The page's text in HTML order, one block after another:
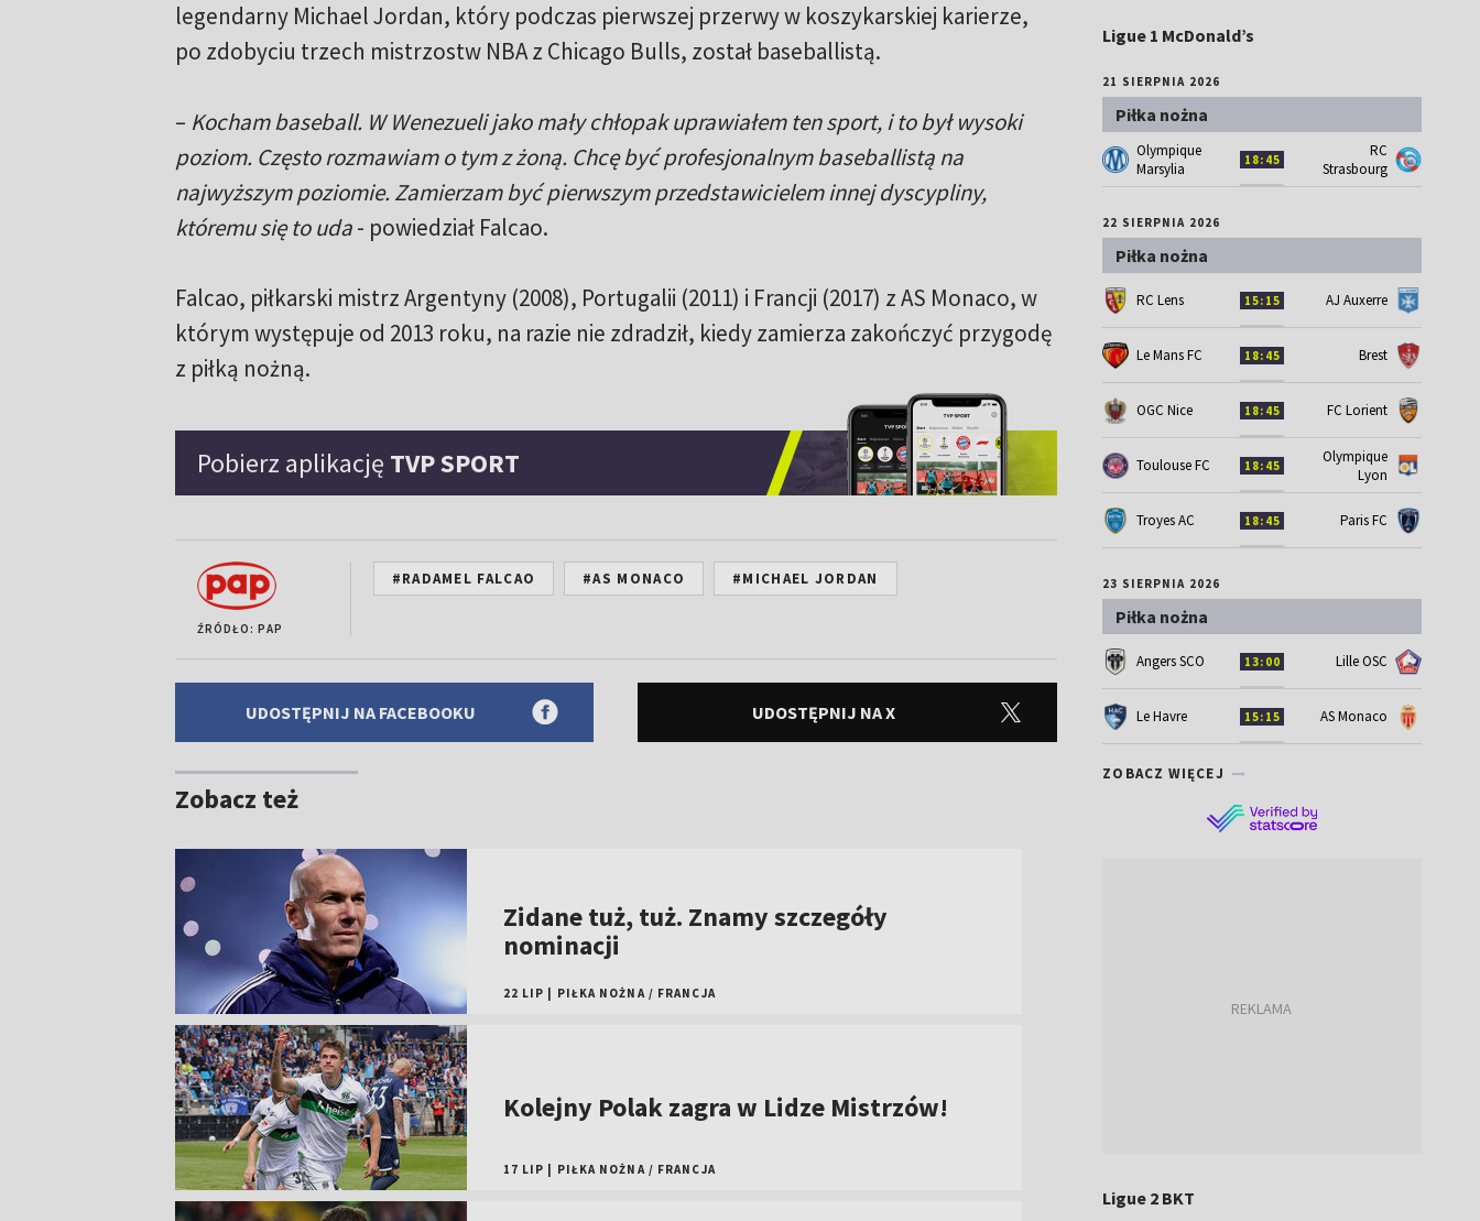
legendarny Michael Jordan, który podczas pierwszej przerwy w koszykarskiej karierze,
po zdobyciu trzech mistrzostw NBA z Chicago Bulls, został baseballistą.
– Kocham baseball. W Wenezueli jako mały chłopak uprawiałem ten sport, i to był wysoki
poziom. Często rozmawiam o tym z żoną. Chcę być profesjonalnym baseballistą na
najwyższym poziomie. Zamierzam być pierwszym przedstawicielem innej dyscypliny,
któremu się to uda- powiedział Falcao.
Falcao, piłkarski mistrz Argentyny (2008), Portugalii (2011) i Francji (2017) z AS Monaco, w
którym występuje od 2013 roku, na razie nie zdradził, kiedy zamierza zakończyć przygodę
z piłką nożną.
Pobierz aplikację TVP SPORT
ŹRÓDŁO: PAP
#RADAMEL FALCAO #AS MONACO #MICHAEL JORDAN
UDOSTĘPNIJ NA FACEBOOKU UDOSTĘPNIJ NA X
Zobacz też
Zidane tuż, tuż. Znamy szczegóły
nominacji
22 LIP PIŁKA NOŻNA / FRANCJA
Kolejny Polak zagra w Lidze Mistrzów!
17 LIP PIŁKA NOŻNA / FRANCJA
Ligue 1 McDonald’s
21 SIERPNIA 2026
Piłka nożna
Olympique
Marsylia
18:45
RC
Strasbourg
22 SIERPNIA 2026
Piłka nożna
RC Lens 15:15 AJ Auxerre
Le Mans FC 18:45 Brest
OGC Nice 18:45 FC Lorient
Toulouse FC 18:45
Olympique
Lyon
Troyes AC 18:45 Paris FC
23 SIERPNIA 2026
Piłka nożna
Angers SCO 13:00 Lille OSC
Le Havre 15:15 AS Monaco
ZOBACZ WIĘCEJ
Ligue 2 BKT